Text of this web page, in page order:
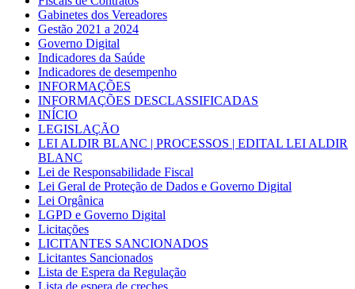
Gabinetes dos Vereadores
Gestão 2021 a 2024
Governo Digital
Indicadores da Saúde
Indicadores de desempenho
INFORMAÇÕES
INFORMAÇÕES DESCLASSIFICADAS
INÍCIO
LEGISLAÇÃO
LEI ALDIR BLANC | PROCESSOS | EDITAL LEI ALDIR
BLANC
Lei de Responsabilidade Fiscal
Lei Geral de Proteção de Dados e Governo Digital
Lei Orgânica
LGPD e Governo Digital
Licitações
LICITANTES SANCIONADOS
Licitantes Sancionados
Lista de Espera da Regulação
Lista de espera de creches